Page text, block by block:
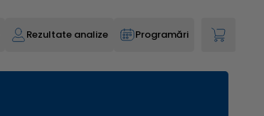
Rezultate analize Programări